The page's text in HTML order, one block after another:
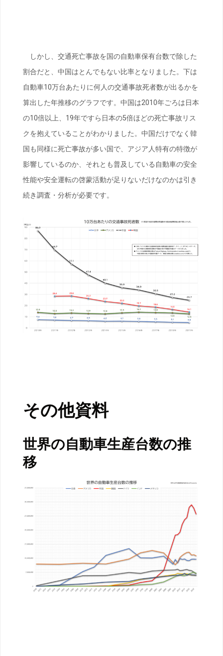
しかし、交通死亡事故を国の自動車保有台数で除した
割合だと、中国はとんでもない比率となりました。下は
自動車10万台あたりに何人の交通事故死者数が出るかを
算出した年推移のグラフです。中国は2010年ごろは日本
の10倍以上、19年ですら日本の5倍ほどの死亡事故リス
クを抱えていることがわかりました。中国だけでなく韓
国も同様に死亡事故が多い国で、アジア人特有の特徴が
影響しているのか、それとも普及している自動車の安全
性能や安全運転の啓蒙活動が足りないだけなのかは引き
続き調査・分析が必要です。
その他資料
世界の自動車生産台数の推
移